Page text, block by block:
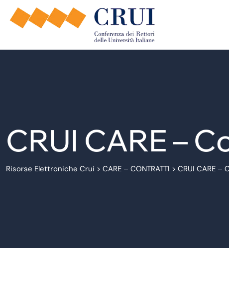
CRUI CARE –
Risorse Elettroniche Crui > CARE – CONTRATTI > CRUI CARE –